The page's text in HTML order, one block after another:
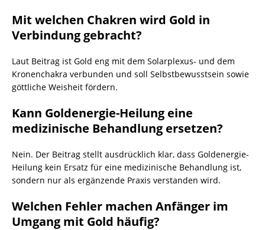
Mit welchen Chakren wird Gold in
Verbindung gebracht?
Laut Beitrag ist Gold eng mit dem Solarplexus- und dem
Kronenchakra verbunden und soll Selbstbewusstsein sowie
göttliche Weisheit fördern.
Kann Goldenergie-Heilung eine
medizinische Behandlung ersetzen?
Nein. Der Beitrag stellt ausdrücklich klar, dass Goldenergie-
Heilung kein Ersatz für eine medizinische Behandlung ist,
sondern nur als ergänzende Praxis verstanden wird.
Welchen Fehler machen Anfänger im
Umgang mit Gold häufig?